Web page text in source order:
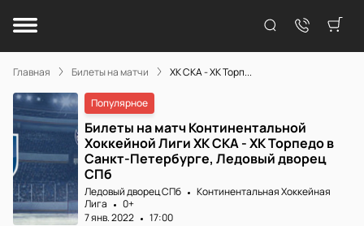
Главная Билеты на матчи ХК СКА - ХК Торп...
Популярное
Билеты на матч Континентальной
Хоккейной Лиги ХК СКА - ХК Торпедо в
Санкт-Петербурге, Ледовый дворец
СПб
Ледовый дворец СПб
Континентальная Хоккейная
Лига
0+
7 янв. 2022
17:00